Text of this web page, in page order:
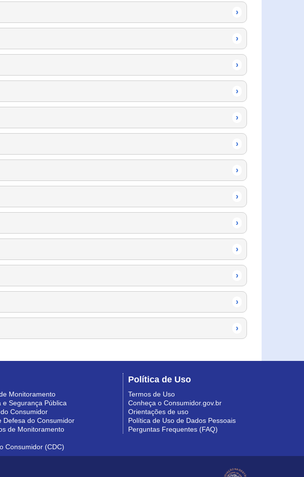
›
›
›
›
›
›
›
›
›
›
›
›
›
Monitoramento
e Segurança Pública
Consumidor
Defesa do Consumidor
de Monitoramento
Consumidor (CDC)
Política de Uso
Termos de Uso
Conheça o Consumidor.gov.br
Orientações de uso
Política de Uso de Dados Pessoais
Perguntas Frequentes (FAQ)